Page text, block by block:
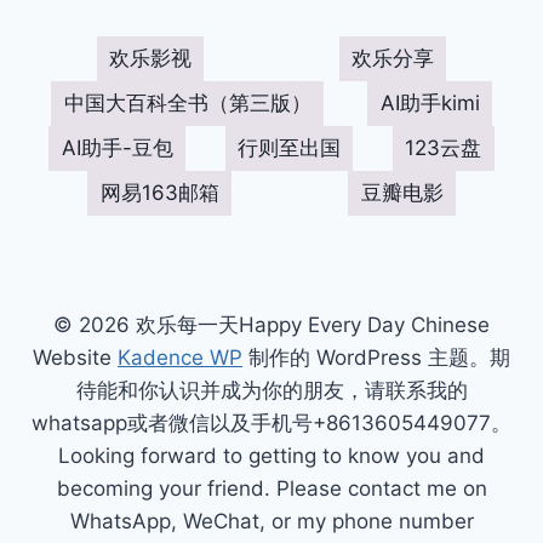
欢乐影视
欢乐分享
中国大百科全书（第三版）
AI助手kimi
AI助手-豆包
行则至出国
123云盘
网易163邮箱
豆瓣电影
© 2026 欢乐每一天Happy Every Day Chinese
Website Kadence WP 制作的 WordPress 主题。期
待能和你认识并成为你的朋友，请联系我的
whatsapp或者微信以及手机号+8613605449077。
Looking forward to getting to know you and
becoming your friend. Please contact me on
WhatsApp, WeChat, or my phone number